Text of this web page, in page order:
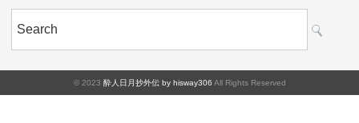
© 2023 酔人日月抄外伝 by hisway306 All Rights Reserved